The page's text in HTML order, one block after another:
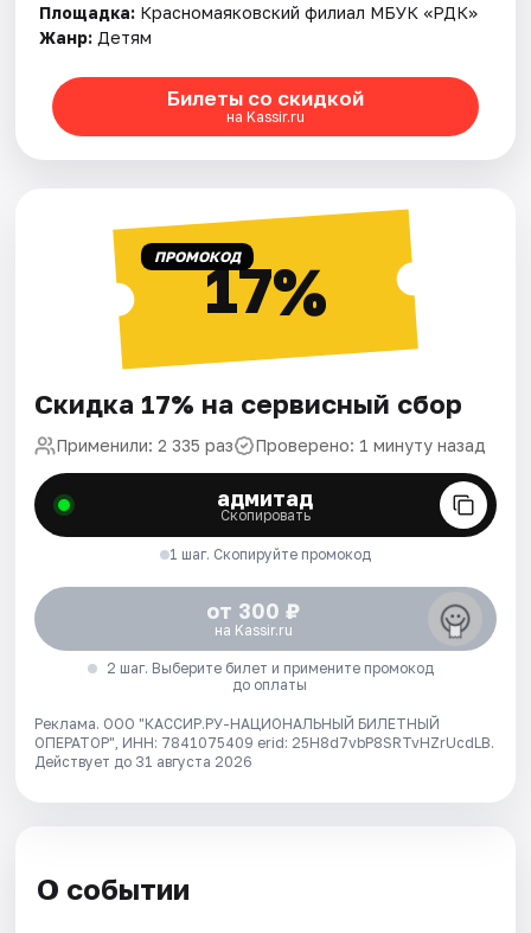
Площадка: Красномаяковский филиал МБУК «РДК»
Жанр: Детям
Билеты со скидкой
на Kassir.ru
ПРОМОКОД17%
Скидка 17% на сервисный сбор
Применили: 2 335 раз Проверено: 1 минуту назад
адмитад
Скопировать
1 шаг. Скопируйте промокод
от 300 ₽
на Kassir.ru
2 шаг. Выберите билет и примените промокод
до оплаты
Реклама. ООО "КАССИР.РУ-НАЦИОНАЛЬНЫЙ БИЛЕТНЫЙ
ОПЕРАТОР", ИНН: 7841075409 erid: 25H8d7vbP8SRTvHZrUcdLB.
Действует до 31 августа 2026
О событии